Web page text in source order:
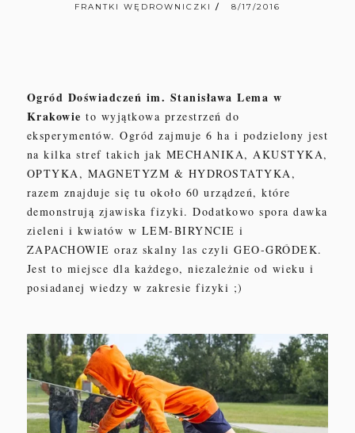
FRANTKI WĘDROWNICZKI 8/17/2016
Ogród Doświadczeń im. Stanisława Lema w
Krakowie to wyjątkowa przestrzeń do
eksperymentów. Ogród zajmuje 6 ha i podzielony jest
na kilka stref takich jak MECHANIKA, AKUSTYKA,
OPTYKA, MAGNETYZM & HYDROSTATYKA,
razem znajduje się tu około 60 urządzeń, które
demonstrują zjawiska fizyki. Dodatkowo spora dawka
zieleni i kwiatów w LEM-BIRYNCIE i
ZAPACHOWIE oraz skalny las czyli GEO-GRÓDEK.
Jest to miejsce dla każdego, niezależnie od wieku i
posiadanej wiedzy w zakresie fizyki ;)